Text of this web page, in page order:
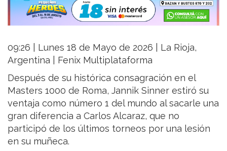
09:26 | Lunes 18 de Mayo de 2026 | La Rioja,
Argentina | Fenix Multiplataforma
Después de su histórica consagración en el
Masters 1000 de Roma, Jannik Sinner estiró su
ventaja como número 1 del mundo al sacarle una
gran diferencia a Carlos Alcaraz, que no
participó de los últimos torneos por una lesión
en su muñeca.